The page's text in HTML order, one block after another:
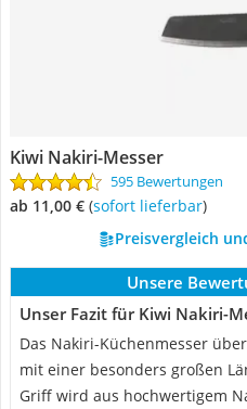
Kiwi Nakiri-Messer
595 Bewertungen
ab 11,00 € ( Sofort lieferbar)
Preisvergleich
Unsere
Unser Fazit für Kiwi Nakiri-
Das Nakiri-Küchenmesser
mit einer besonders großen
Griff wird aus hochwertigem